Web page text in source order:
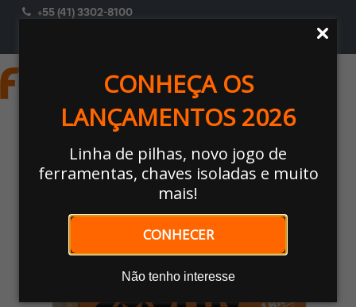
CONHEÇA OS
LANÇAMENTOS 2026
Linha de pilhas, novo jogo de
ferramentas, chaves isoladas e muito
mais!
CONHECER
Não tenho interesse
+55 (41) 3302-8100
MATERIAIS ELÉTRICOS
PRESENÇA
Nossos Produtos